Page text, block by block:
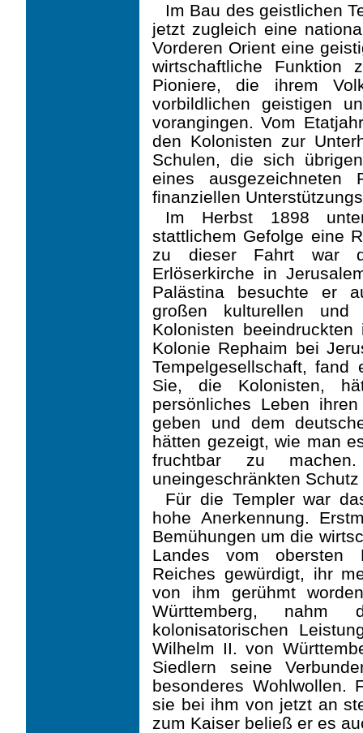
Im Bau des geistlichen
jetzt zugleich eine
Vorderen Orient eine
wirtschaftliche
Pioniere, die ihrem
vorbildlichen geistigen
vorangingen. Vom
den Kolonisten zur
Schulen, die sich
eines ausgezeichneten
finanziellen
Im Herbst 1898
stattlichem Gefolge eine
zu dieser Fahrt war
Erlöserkirche in
Palästina besuchte er
großen kulturellen und
Kolonisten
Kolonie Rephaim bei
Tempelgesellschaft, fand
Sie, die Kolonisten,
persönliches Leben
geben und dem
hätten gezeigt, wie man
fruchtbar zu
uneingeschränkten
Für die Templer war
hohe Anerkennung.
Bemühungen um die
Landes vom obersten
Reiches gewürdigt, ihr
von ihm gerühmt
Württem­berg, nahm
kolonisatorischen
Wilhelm II. von
Siedlern seine
besonderes Wohlwollen.
sie bei ihm von jetzt an
zum Kaiser beließ er es